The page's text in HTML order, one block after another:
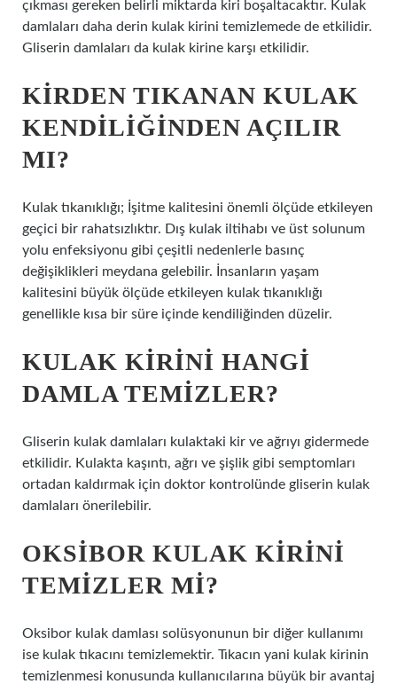
çıkması gereken belirli miktarda kiri boşaltacaktır. Kulak
damlaları daha derin kulak kirini temizlemede de etkilidir.
Gliserin damlaları da kulak kirine karşı etkilidir.
KIRDEN TIKANAN KULAK
KENDILIĞINDEN AÇILIR
MI?
Kulak tıkanıklığı; İşitme kalitesini önemli ölçüde etkileyen
geçici bir rahatsızlıktır. Dış kulak iltihabı ve üst solunum
yolu enfeksiyonu gibi çeşitli nedenlerle basınç
değişiklikleri meydana gelebilir. İnsanların yaşam
kalitesini büyük ölçüde etkileyen kulak tıkanıklığı
genellikle kısa bir süre içinde kendiliğinden düzelir.
KULAK KIRINI HANGI
DAMLA TEMIZLER?
Gliserin kulak damlaları kulaktaki kir ve ağrıyı gidermede
etkilidir. Kulakta kaşıntı, ağrı ve şişlik gibi semptomları
ortadan kaldırmak için doktor kontrolünde gliserin kulak
damlaları önerilebilir.
OKSIBOR KULAK KIRINI
TEMIZLER MI?
Oksibor kulak damlası solüsyonunun bir diğer kullanımı
ise kulak tıkacını temizlemektir. Tıkacın yani kulak kirinin
temizlenmesi konusunda kullanıcılarına büyük bir avantaj